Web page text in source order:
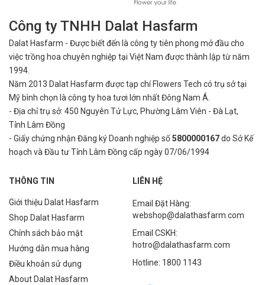
Công ty TNHH Dalat Hasfarm
Dalat Hasfarm - Được biết đến là công ty tiên phong mở đầu cho
việctrồng hoa chuyên nghiệp tại Việt Nam được thành lập từ năm
1994.
Năm 2013 Dalat Hasfarm được tạp chí Flowers Tech có trụ sở tại
Mỹ bình chọn là công ty hoa tươi lớn nhất Đông Nam Á.
- Địa chỉ trụ sở: 450 Nguyên Tử Lực, Phường Lâm Viên - Đà Lạt,
Tỉnh Lâm Đồng
- Giấy chứng nhận Đăng ký Doanh nghiệp số5800000167do Sở Kế
hoạch và Đầu tư Tỉnh Lâm Đồng cấp ngày 07/06/1994
THÔNG TIN
Giới thiệu Dalat Hasfarm
Shop Dalat Hasfarm
Chính sách bảo mật
Hướng dẫn mua hàng
Điều khoản sử dụng
About Dalat Hasfarm
LIÊN HỆ
Email Đặt Hàng:
webshop@dalathasfarm.com
Email CSKH:
hotro@dalathasfarm.com
Hotline: 1800 1143